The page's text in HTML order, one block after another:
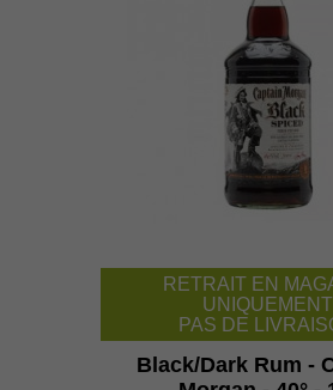
RETRAIT EN
UNIQUEMENT
PAS DE
Black/Dark Rum -